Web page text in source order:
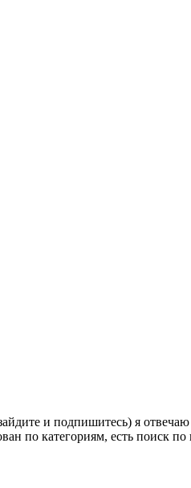
и подпишитесь) я
по категориям, есть поиск